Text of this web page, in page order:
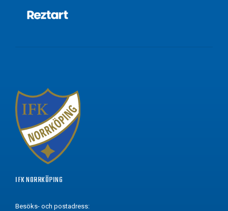
IFK NORRKÖPING
Besöks- och postadress: